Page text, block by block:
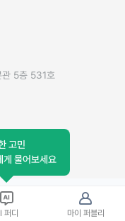
5층 531호
고민
게 물어보세요
퍼디 마이 퍼블리